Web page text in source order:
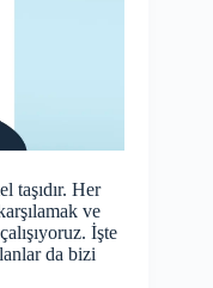
taşıdır. Her
ve
İşte
da bizi